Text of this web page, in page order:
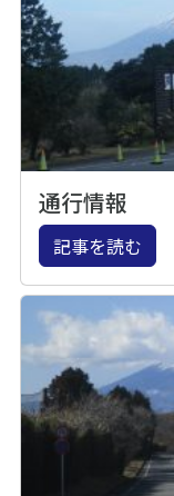
通行情報
記事を読む